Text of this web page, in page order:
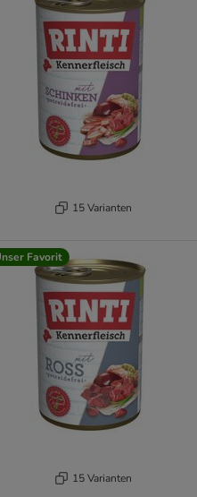
15 Varianten
Favorit
15 Varianten